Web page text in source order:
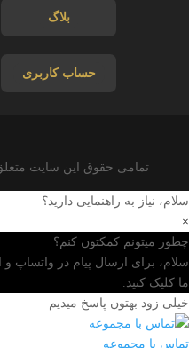
بلاگ
حساب کاربری
تمامی حقوق این سایت متعلق به
سلام، نیاز به راهنمایی دارید؟
×
چطور میتونم کمکتون کنم؟
سلام، برای ارسال پیام در واتساپ و
ما کلیک کنید.
خیلی زود بهتون پاسخ میدیم
تماس با مجموعه